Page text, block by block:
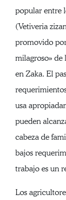
popular entre
(Vetiveria
promovido
milagroso» de
en Zaka. El
usa
pueden
cabeza de
bajos
trabajo es un
Los